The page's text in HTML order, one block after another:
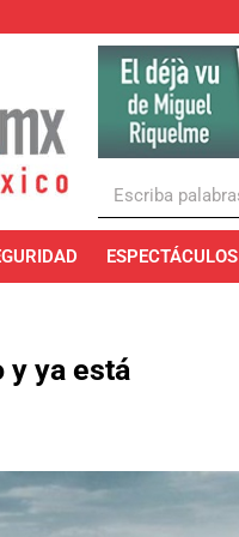
ESPECTÁCULOS
y ya está